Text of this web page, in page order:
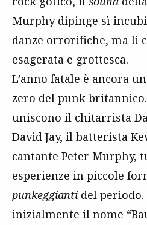
Murphy dipinge sì
danze orrorifiche, ma li
esagerata e grottesca.
L’anno fatale è ancora
zero del punk
uniscono il chitarrista
David Jay, il batterista
cantante Peter Murphy,
esperienze in piccole
punkeggianti del
inizialmente il nome